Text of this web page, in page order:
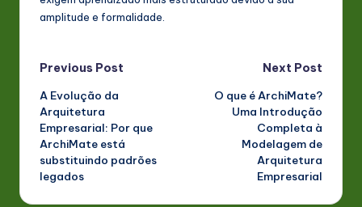
amplitude e formalidade.
Post
navigation
Previous Post
A Evolução da
Arquitetura
Empresarial: Por que
ArchiMate está
substituindo padrões
legados
Next Post
O que é ArchiMate?
Uma Introdução
Completa à
Modelagem de
Arquitetura
Empresarial